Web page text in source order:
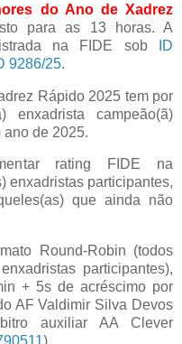
do Ano de Xadrez
para as 13 horas. A
na FIDE sob
ID
9286/25.
Rápido 2025 tem por
enxadrista campeão(ã)
de 2025.
rating FIDE na
enxadristas participantes,
que ainda não
Round-Robin (todos
participantes),
+ 5s de acréscimo por
AF Valdimir Silva Devos
auxiliar AA Clever